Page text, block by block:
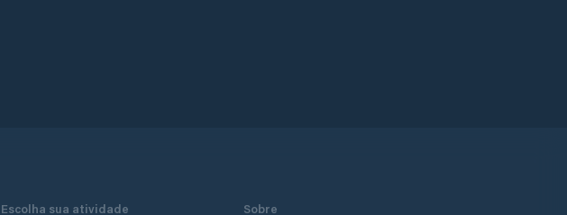
Escolha sua atividade
Sobre